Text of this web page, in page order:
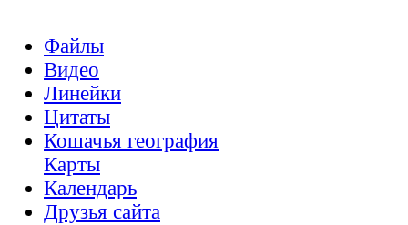
Файлы
Видео
Линейки
Цитаты
Кошачья география
Карты
Календарь
Друзья сайта